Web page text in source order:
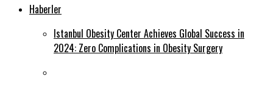
Haberler
Istanbul Obesity Center Achieves Global Success in
2024: Zero Complications in Obesity Surgery